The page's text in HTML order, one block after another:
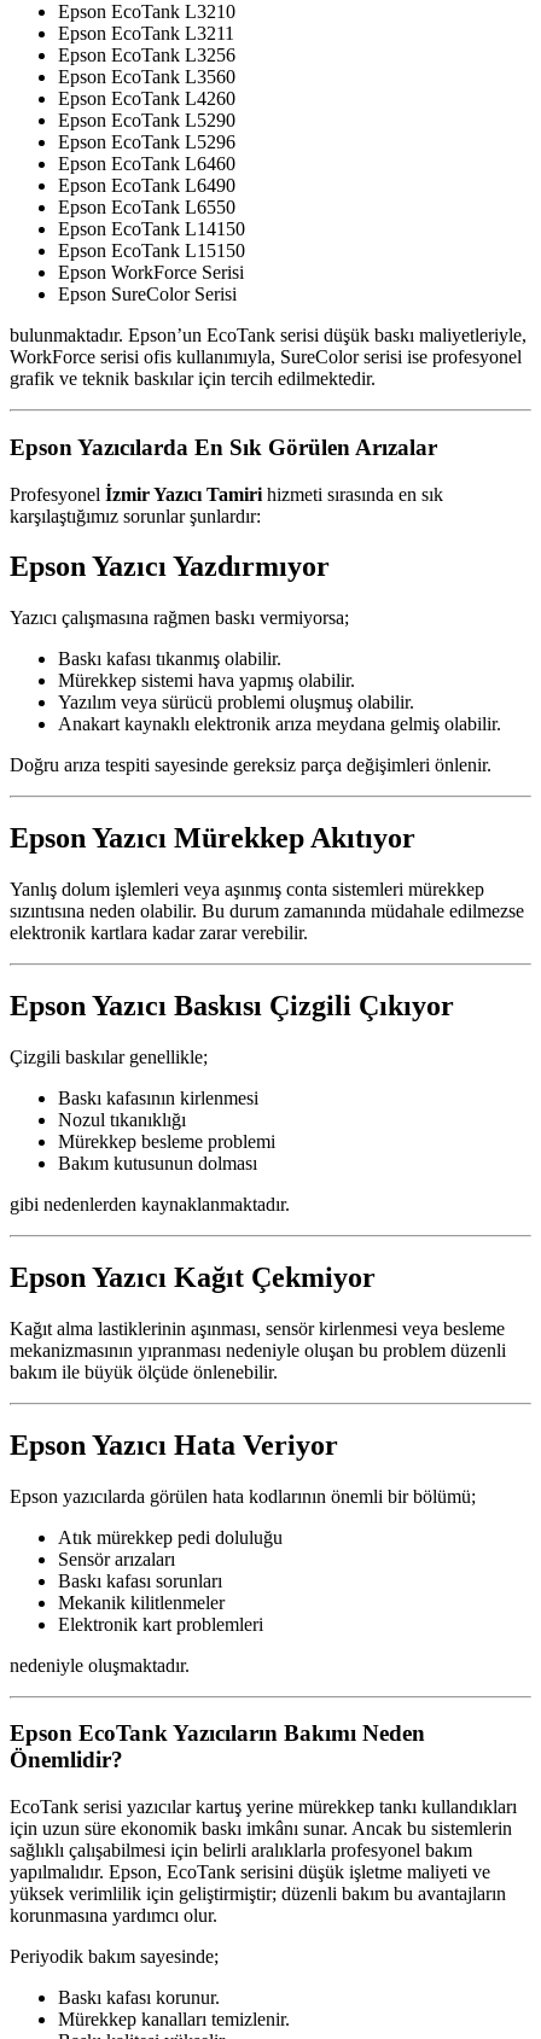
Epson EcoTank L3210
Epson EcoTank L3211
Epson EcoTank L3256
Epson EcoTank L3560
Epson EcoTank L4260
Epson EcoTank L5290
Epson EcoTank L5296
Epson EcoTank L6460
Epson EcoTank L6490
Epson EcoTank L6550
Epson EcoTank L14150
Epson EcoTank L15150
Epson WorkForce Serisi
Epson SureColor Serisi
bulunmaktadır. Epson’un EcoTank serisi düşük baskı maliyetleriyle,
WorkForce serisi ofis kullanımıyla, SureColor serisi ise profesyonel
grafik ve teknik baskılar için tercih edilmektedir.
Epson Yazıcılarda En Sık Görülen Arızalar
Profesyonel İzmir Yazıcı Tamiri hizmeti sırasında en sık
karşılaştığımız sorunlar şunlardır:
Epson Yazıcı Yazdırmıyor
Yazıcı çalışmasına rağmen baskı vermiyorsa;
Baskı kafası tıkanmış olabilir.
Mürekkep sistemi hava yapmış olabilir.
Yazılım veya sürücü problemi oluşmuş olabilir.
Anakart kaynaklı elektronik arıza meydana gelmiş olabilir.
Doğru arıza tespiti sayesinde gereksiz parça değişimleri önlenir.
Epson Yazıcı Mürekkep Akıtıyor
Yanlış dolum işlemleri veya aşınmış conta sistemleri mürekkep
sızıntısına neden olabilir. Bu durum zamanında müdahale edilmezse
elektronik kartlara kadar zarar verebilir.
Epson Yazıcı Baskısı Çizgili Çıkıyor
Çizgili baskılar genellikle;
Baskı kafasının kirlenmesi
Nozul tıkanıklığı
Mürekkep besleme problemi
Bakım kutusunun dolması
gibi nedenlerden kaynaklanmaktadır.
Epson Yazıcı Kağıt Çekmiyor
Kağıt alma lastiklerinin aşınması, sensör kirlenmesi veya besleme
mekanizmasının yıpranması nedeniyle oluşan bu problem düzenli
bakım ile büyük ölçüde önlenebilir.
Epson Yazıcı Hata Veriyor
Epson yazıcılarda görülen hata kodlarının önemli bir bölümü;
Atık mürekkep pedi doluluğu
Sensör arızaları
Baskı kafası sorunları
Mekanik kilitlenmeler
Elektronik kart problemleri
nedeniyle oluşmaktadır.
Epson EcoTank Yazıcıların Bakımı Neden
Önemlidir?
EcoTank serisi yazıcılar kartuş yerine mürekkep tankı kullandıkları
için uzun süre ekonomik baskı imkânı sunar. Ancak bu sistemlerin
sağlıklı çalışabilmesi için belirli aralıklarla profesyonel bakım
yapılmalıdır. Epson, EcoTank serisini düşük işletme maliyeti ve
yüksek verimlilik için geliştirmiştir; düzenli bakım bu avantajların
korunmasına yardımcı olur.
Periyodik bakım sayesinde;
Baskı kafası korunur.
Mürekkep kanalları temizlenir.